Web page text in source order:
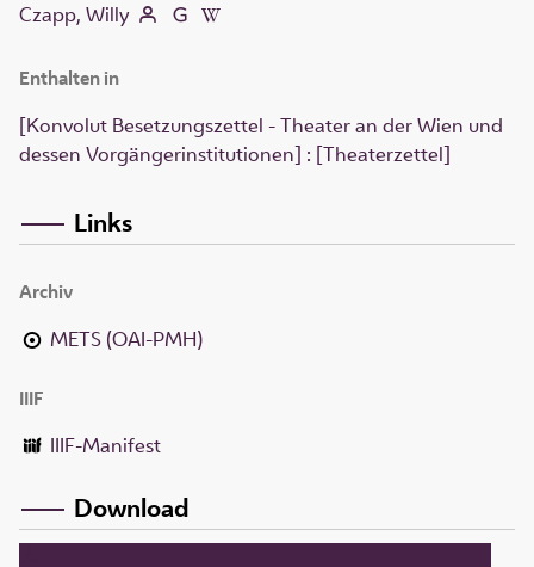
Enthalten in
[Konvolut Besetzungszettel - Theater an der Wien und
dessen Vorgängerinstitutionen] : [Theaterzettel]
Czapp, Willy
Links
Archiv
METS (OAI-PMH)
IIIF
IIIF-Manifest
Download